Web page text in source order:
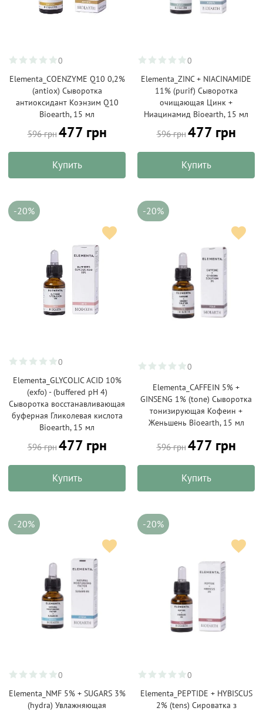
0
Elementa_COENZYME Q10 0,2%
(antiox) Сыворотка
антиоксидант Коэнзим Q10
Bioearth, 15 мл
596 грн477 грн
Купить
0
Elementa_ZINC + NIACINAMIDE
11% (purif) Сыворотка
очищающая Цинк +
Ниацинамид Bioearth, 15 мл
596 грн477 грн
Купить
-20%
0
Elementa_GLYCOLIC ACID 10%
(exfo) - (buffered pH 4)
Сыворотка восстанавливающая
буферная Гликолевая кислота
Bioearth, 15 мл
596 грн477 грн
Купить
-20%
0
Elementa_CAFFEIN 5% +
GINSENG 1% (tone) Сыворотка
тонизирующая Кофеин +
Женьшень Bioearth, 15 мл
596 грн477 грн
Купить
-20%
0
Elementa_NMF 5% + SUGARS 3%
(hydra) Увлажняющая
-20%
0
Elementa_PEPTIDE + HYBISCUS
2% (tens) Сироватка з